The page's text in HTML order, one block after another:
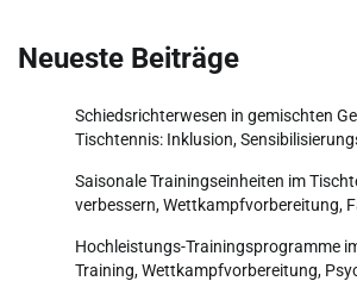
Neueste Beiträge
Schiedsrichterwesen in gemischten
Tischtennis: Inklusion,
Saisonale Trainingseinheiten im
verbessern, Wettkampfvorbereitung,
Hochleistungs-Trainingsprogramme
Training, Wettkampfvorbereitung,